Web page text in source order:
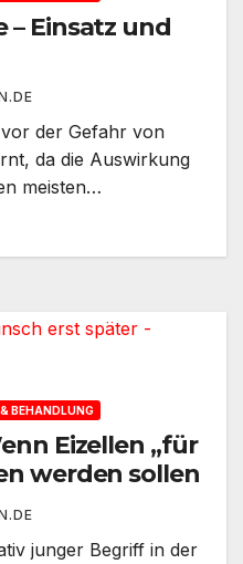
– Einsatz und
der Gefahr von
da die Auswirkung
meisten…
BEHANDLUNG
Eizellen „für
werden sollen
junger Begriff in der